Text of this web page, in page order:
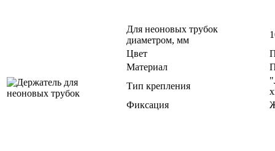
Для неоновых трубок
диаметром, мм
Цвет
Материал
Тип крепления
Фиксация